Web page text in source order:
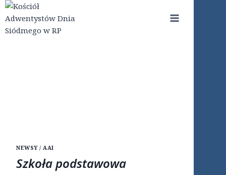
Przejdź
do
treści
NEWSY / AAI
Szkoła podstawowa